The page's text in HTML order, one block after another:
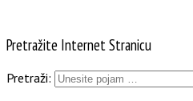
Pretražite Internet Stranicu
Pretraži: